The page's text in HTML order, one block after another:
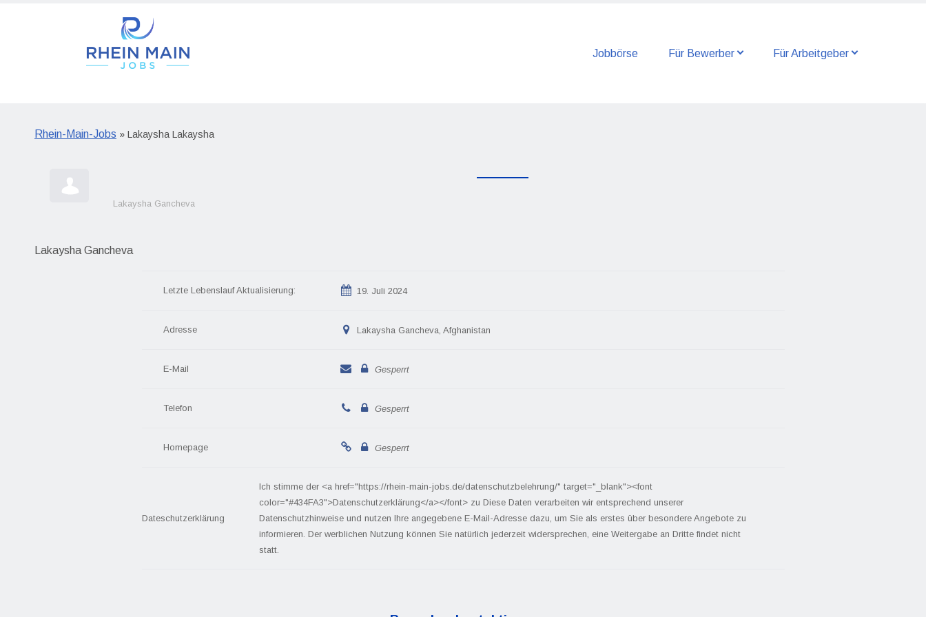
Jobbörse Für Bewerber Für Arbeitgeber
Rhein-Main-Jobs » Lakaysha Lakaysha
Lakaysha Gancheva
Lakaysha Gancheva
Letzte Lebenslauf Aktualisierung: 19. Juli 2024
Adresse Lakaysha Gancheva, Afghanistan
E-Mail Gesperrt
Telefon Gesperrt
Homepage Gesperrt
Dateschutzerklärung
Ich stimme der <a href="https://rhein-main-jobs.de/datenschutzbelehrung/" target="_blank"><font
color="#434FA3">Datenschutzerklärung</a></font> zu Diese Daten verarbeiten wir entsprechend unserer
Datenschutzhinweise und nutzen Ihre angegebene E-Mail-Adresse dazu, um Sie als erstes über besondere Angebote zu
informieren. Der werblichen Nutzung können Sie natürlich jederzeit widersprechen, eine Weitergabe an Dritte findet nicht
statt.